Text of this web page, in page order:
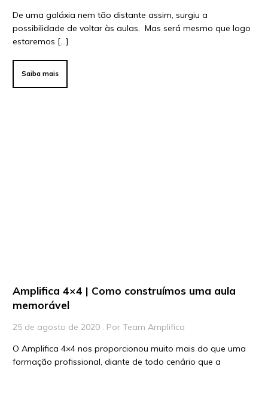
De uma galáxia nem tão distante assim, surgiu a
possibilidade de voltar às aulas. Mas será mesmo que logo
estaremos […]
Saiba mais
Amplifica 4×4 | Como construímos uma aula
memorável
25 de agosto de 2020 . Por Team Amplifica
O Amplifica 4×4 nos proporcionou muito mais do que uma
formação profissional, diante de todo cenário que a